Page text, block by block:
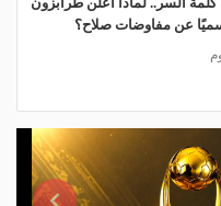
عن مفاوضات صلاح؟